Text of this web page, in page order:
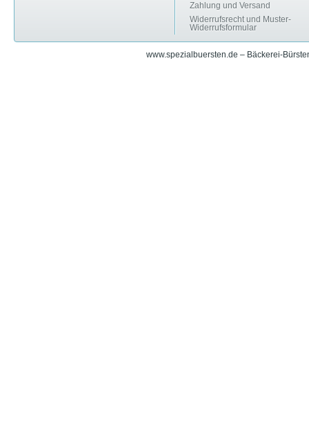
Zahlung und Versand
Widerrufsrecht und Muster-
Widerrufsformular
www.spezialbuersten.de – Bäckerei-